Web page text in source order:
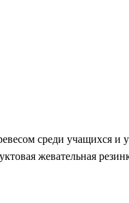
среди учащихся и
жевательная